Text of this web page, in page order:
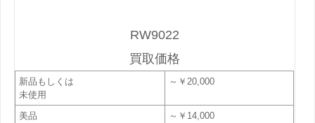
RW9022
買取価格
新品もしくは
未使用
～￥20,000
美品
～￥14,000